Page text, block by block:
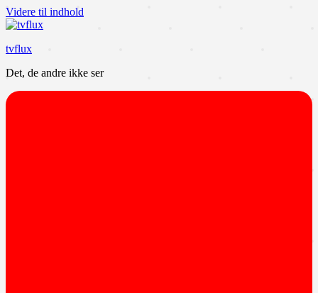
Videre til indhold
tvflux
Det, de andre ikke ser